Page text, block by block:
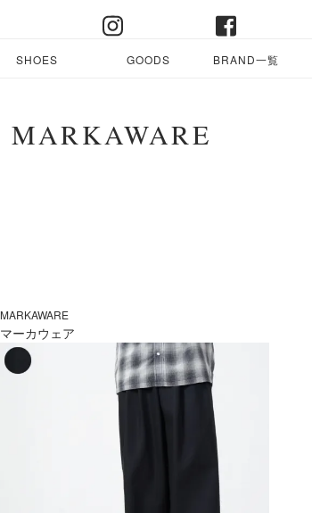
SHOES GOODS BRAND一覧
MARKAWARE
MARKAWARE
マーカウェア